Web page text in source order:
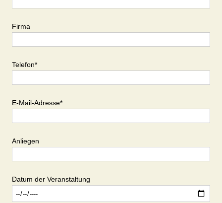
Firma
Telefon*
E-Mail-Adresse*
Anliegen
Datum der Veranstaltung